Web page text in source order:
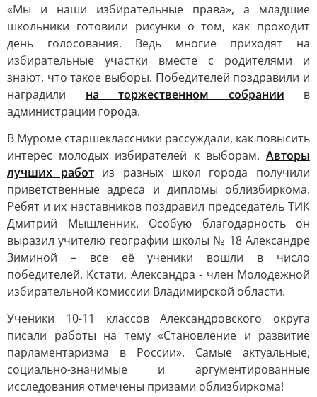
«Мы и наши избирательные права», а младшие
школьники готовили рисунки о том, как проходит
день голосования. Ведь многие приходят на
избирательные участки вместе с родителями и
знают, что такое выборы. Победителей поздравили и
наградили на торжественном собрании в
администрации города.
В Муроме старшеклассники рассуждали, как повысить
интерес молодых избирателей к выборам. Авторы
лучших работиз разных школ города получили
приветственные адреса и дипломы облизбиркома.
Ребят и их наставников поздравил председатель ТИК
Дмитрий Мышленник. Особую благодарность он
выразил учителю географии школы № 18 Александре
Зиминой – все её ученики вошли в число
победителей. Кстати, Александра - член Молодежной
избирательной комиссии Владимирской области.
Ученики 10-11 классов Александровского округа
писали работы на тему «Становление и развитие
парламентаризма в России». Самые актуальные,
социально-значимые и аргументированные
исследования отмечены призами облизбиркома!